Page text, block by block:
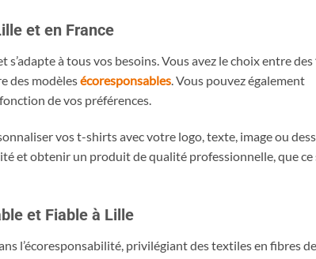
et en France
s’adapte à tous vos besoins. Vous avez le choix entre des
des modèlesécoresponsables. Vous pouvez également
de vos préférences.
vos t-shirts avec votre logo, texte, image ou
et obtenir un produit de qualité professionnelle, que ce
et Fiable à Lille
l’écoresponsabilité, privilégiant des textiles en fibres de